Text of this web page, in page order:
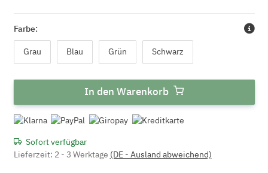
Farbe:
GrauGrau BlauBlau GrünGrün SchwarzSchwarz
In den Warenkorb
Sofort verfügbar
Lieferzeit: 2 - 3 Werktage (DE - Ausland abweichend)